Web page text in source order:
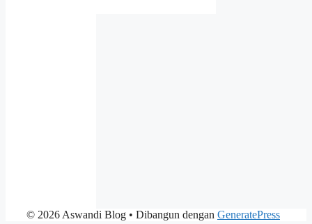
© 2026 Aswandi Blog • Dibangun dengan GeneratePress